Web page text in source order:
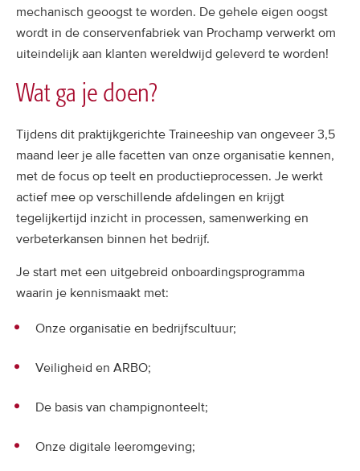
mechanisch geoogst te worden. De gehele eigen oogst
wordt in de conservenfabriek van Prochamp verwerkt om
uiteindelijk aan klanten wereldwijd geleverd te worden!
Wat ga je doen?
Tijdens dit praktijkgerichte Traineeship van ongeveer 3,5
maand leer je alle facetten van onze organisatie kennen,
met de focus op teelt en productieprocessen. Je werkt
actief mee op verschillende afdelingen en krijgt
tegelijkertijd inzicht in processen, samenwerking en
verbeterkansen binnen het bedrijf.
Je start met een uitgebreid onboardingsprogramma
waarin je kennismaakt met:
Onze organisatie en bedrijfscultuur;
Veiligheid en ARBO;
De basis van champignonteelt;
Onze digitale leeromgeving;